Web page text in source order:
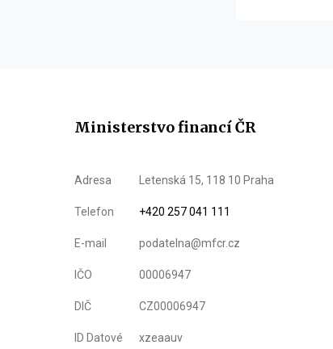
Ministerstvo financí ČR
Adresa Letenská 15, 118 10 Praha
Telefon +420 257 041 111
E-mail podatelna@mfcr.cz
IČO 00006947
DIČ CZ00006947
ID Datové xzeaauv